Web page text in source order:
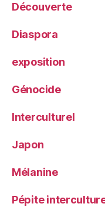
Découverte
Diaspora
exposition
Génocide
Interculturel
Japon
Mélanine
Pépite